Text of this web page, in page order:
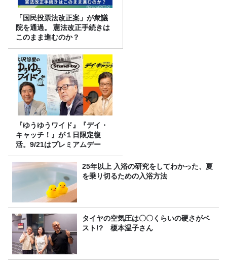
「国民投票法改正案」が衆議
院を通過。 憲法改正手続きは
このまま進むのか？
『ゆうゆうワイド』『デイ・
キャッチ！』が１日限定復
活。9/21はプレミアムデー
25年以上 入浴の研究をしてわかった、夏
を乗り切るための入浴方法
タイヤの空気圧は〇〇くらいの硬さがベ
スト!? 榎本温子さん